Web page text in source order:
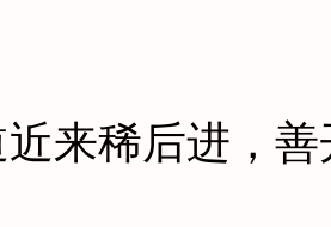
稀后进，善